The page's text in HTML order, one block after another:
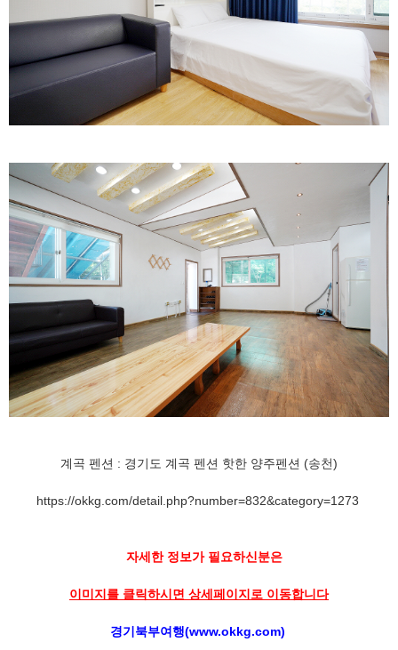
계곡 펜션 : 경기도 계곡 펜션 핫한 양주펜션 (송천)
https://okkg.com/detail.php?number=832&category=1273
자세한 정보가 필요하신분은
이미지를 클릭하시면 상세페이지로 이동합니다
경기북부여행(www.okkg.com)